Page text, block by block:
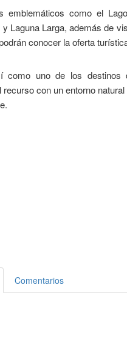
emblemáticos como el
Laguna Larga, además de
conocer la oferta
como uno de los destinos
con un entorno
Comentarios